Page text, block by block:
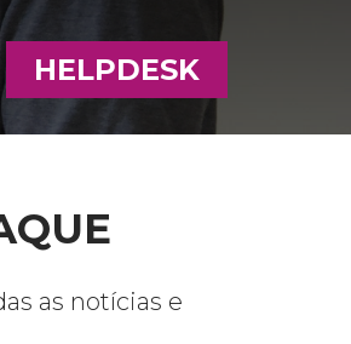
HELPDESK
as notícias e